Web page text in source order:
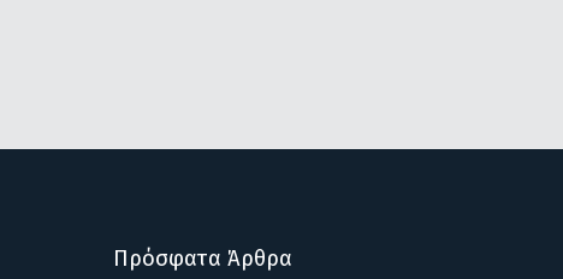
Πρόσφατα Άρθρα